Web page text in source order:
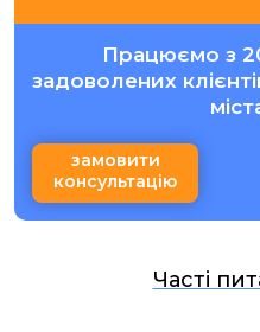
Працюємо з
задоволених
замовити
консультацію
Часті